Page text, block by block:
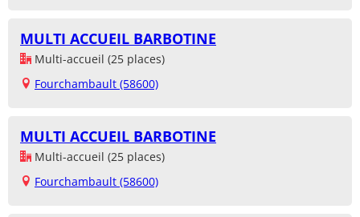
MULTI ACCUEIL BARBOTINE
Multi-accueil (25 places)
Fourchambault (58600)
MULTI ACCUEIL BARBOTINE
Multi-accueil (25 places)
Fourchambault (58600)